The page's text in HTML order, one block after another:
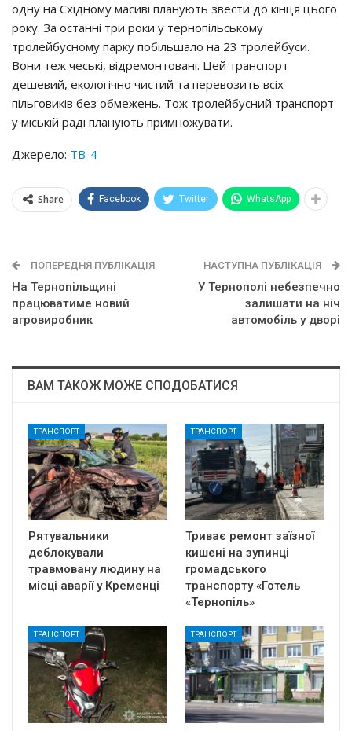
одну на Східному масиві планують звести до кінця цього
року. За останні три роки у тернопільському
тролейбусному парку побільшало на 23 тролейбуси.
Вони теж чеські, відремонтовані. Цей транспорт
дешевий, екологічно чистий та перевозить всіх
пільговиків без обмежень. Тож тролейбусний транспорт
у міській раді планують примножувати.
Джерело: ТВ-4
Share Facebook Twitter WhatsApp
ПОПЕРЕДНЯ ПУБЛІКАЦІЯ
На Тернопільщині
працюватиме новий
агровиробник
НАСТУПНА ПУБЛІКАЦІЯ
У Тернополі небезпечно
залишати на ніч
автомобіль у дворі
ВАМ ТАКОЖ МОЖЕ СПОДОБАТИСЯ
ТРАНСПОРТ
Рятувальники
деблокували
травмовану людину на
місці аварії у Кременці
ТРАНСПОРТ
Триває ремонт заїзної
кишені на зупинці
громадського
транспорту «Готель
«Тернопіль»
ТРАНСПОРТ ТРАНСПОРТ